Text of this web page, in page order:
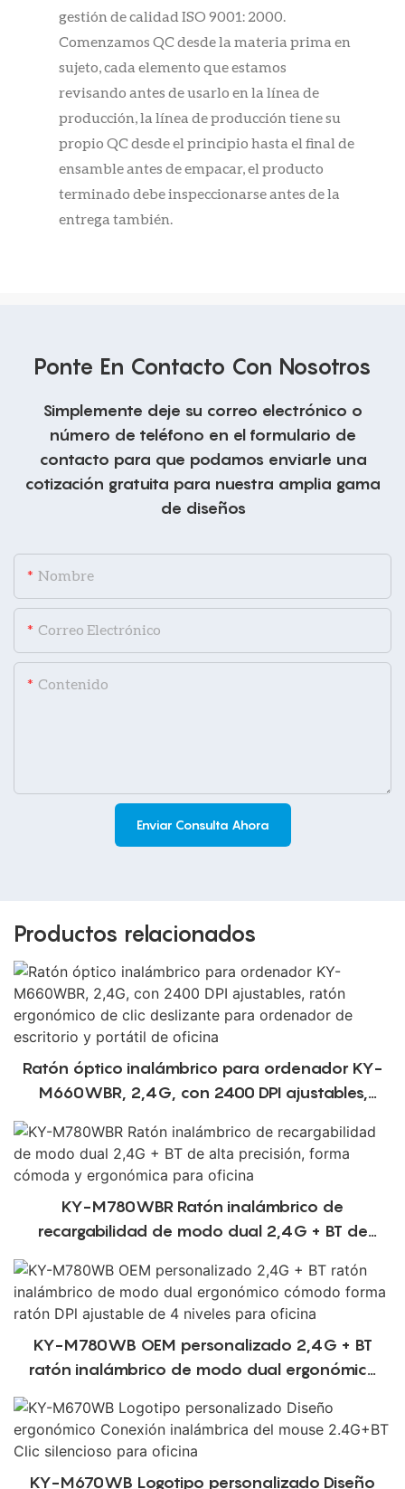
gestión de calidad ISO 9001: 2000.
Comenzamos QC desde la materia prima en
sujeto, cada elemento que estamos
revisando antes de usarlo en la línea de
producción, la línea de producción tiene su
propio QC desde el principio hasta el final de
ensamble antes de empacar, el producto
terminado debe inspeccionarse antes de la
entrega también.
Ponte En Contacto Con Nosotros
Simplemente deje su correo electrónico o
número de teléfono en el formulario de
contacto para que podamos enviarle una
cotización gratuita para nuestra amplia gama
de diseños
Nombre
Correo Electrónico
Contenido
Enviar Consulta Ahora
Productos relacionados
Ratón óptico inalámbrico para ordenador KY-
M660WBR, 2,4G, con 2400 DPI ajustables,
ordenador de escritorio y portátil de oficina
KY-M780WBR Ratón inalámbrico de
recargabilidad de modo dual 2,4G + BT de
para oficina
KY-M780WB OEM personalizado 2,4G + BT
ratón inalámbrico de modo dual ergonómico
niveles para oficina
KY-M670WB Logotipo personalizado Diseño